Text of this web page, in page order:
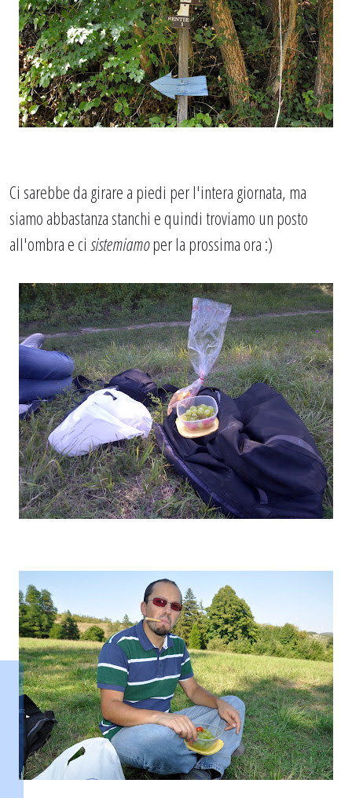
Ci sarebbe da girare a piedi per l'intera giornata, ma
siamo abbastanza stanchi e quindi troviamo un posto
all'ombra e ci sistemiamoper la prossima ora :)